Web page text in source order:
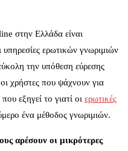
στην Ελλάδα είναι
υπηρεσίες ερωτικών γνωριμιών
την υπόθεση εύρεσης
χρήστες που ψάχνουν για
εξηγεί το γιατί οι ερωτικές
ένα μέθοδος γνωριμιών.
αρέσουν οι μικρότερες